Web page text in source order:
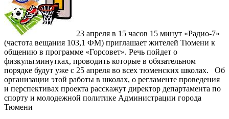
23 апреля в 15 часов 15 минут «Радио-7»
(частота вещания 103,1 ФМ) приглашает жителей Тюмени к
общению в программе «Горсовет». Речь пойдет о
физкультминутках, проводить которые в обязательном
порядке будут уже с 25 апреля во всех тюменских школах. Об
организации этой работы в школах, о регламенте проведения
и перспективах проекта расскажут директор департамента по
спорту и молодежной политике Администрации города
Тюмени